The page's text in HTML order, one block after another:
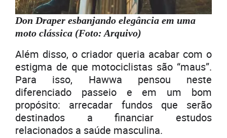
Don Draper esbanjando elegância em uma
moto clássica (Foto: Arquivo)
Além disso, o criador queria acabar com o
estigma de que motociclistas são “maus”.
Para isso, Hawwa pensou neste
diferenciado passeio e em um bom
propósito: arrecadar fundos que serão
destinados a financiar estudos
relacionados a saúde masculina.